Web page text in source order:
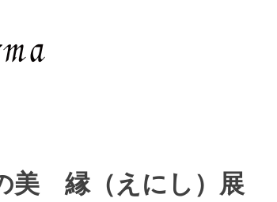
美 縁（えにし）展